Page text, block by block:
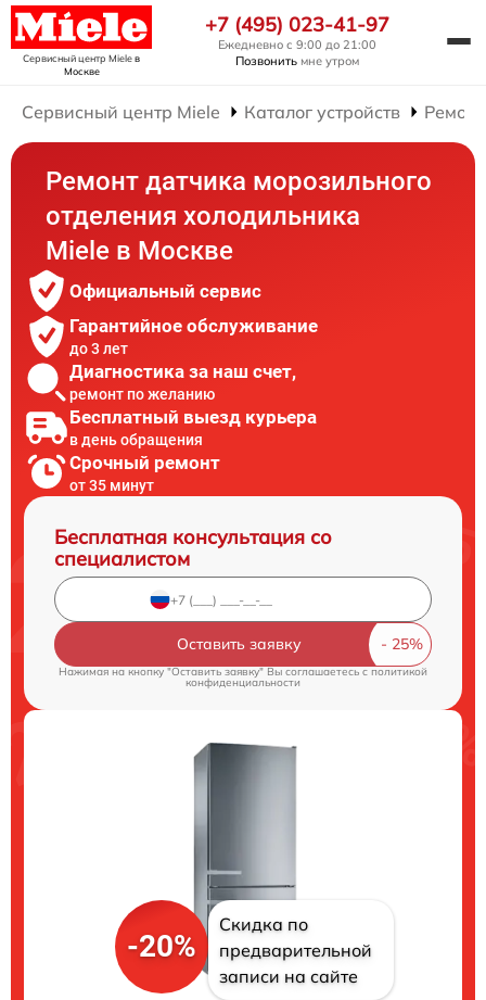
Сервисный центр Mieleв
Москве
+7 (495) 023-41-97
Ежедневно с 9:00 до 21:00
Позвонить мне утром
Сервисный центр Miele Каталог устройств
Ремонт датчика морозильного
отделения холодильника
Miele в Москве
Официальный сервис
Гарантийное обслуживание
до 3 лет
Диагностика за наш счет,
ремонт по желанию
Бесплатный выезд курьера
в день обращения
Срочный ремонт
от 35 минут
Бесплатная консультация со
специалистом
Оставить заявку
Нажимая на кнопку "Оставить заявку" Вы соглашаетесь cполитикой
конфиденциальности
-20%
Скидка по
предварительной
записи на сайте